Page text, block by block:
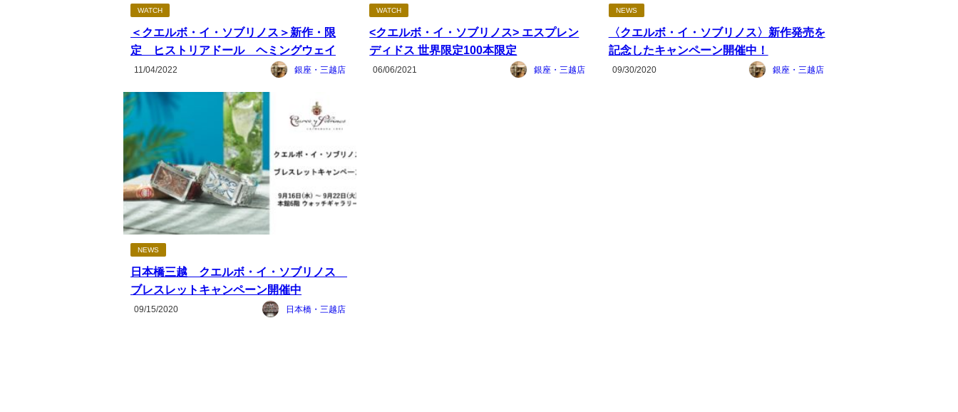
WATCH
＜クエルボ・イ・ソブリノス＞新作・限
定 ヒストリアドール ヘミングウェイ
11/04/2022 銀座・三越店
WATCH
<クエルボ・イ・ソブリノス> エスプレン
ディドス 世界限定100本限定
06/06/2021 銀座・三越店
NEWS
〈クエルボ・イ・ソブリノス〉新作発売を
記念したキャンペーン開催中！
09/30/2020 銀座・三越店
NEWS
日本橋三越 クエルボ・イ・ソブリノス
ブレスレットキャンペーン開催中
09/15/2020 日本橋・三越店